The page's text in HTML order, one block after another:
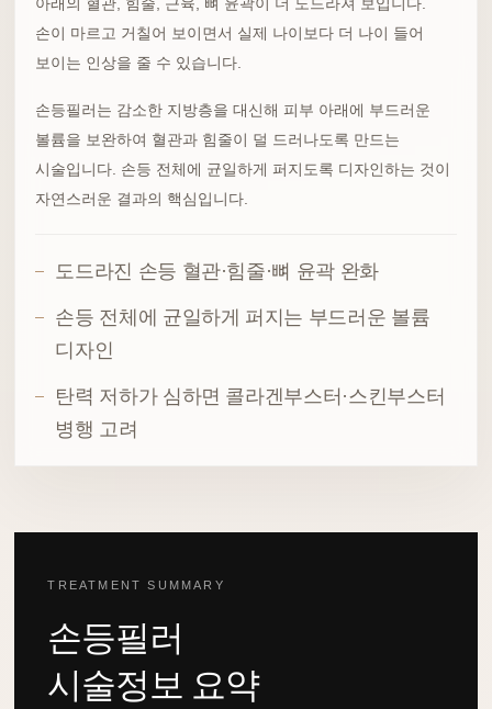
손이 마르고 거칠어 보이면서 실제 나이보다 더 나이 들어
보이는 인상을 줄 수 있습니다.
손등필러는 감소한 지방층을 대신해 피부 아래에 부드러운
볼륨을 보완하여 혈관과 힘줄이 덜 드러나도록 만드는
시술입니다. 손등 전체에 균일하게 퍼지도록 디자인하는 것이
자연스러운 결과의 핵심입니다.
도드라진 손등 혈관·힘줄·뼈 윤곽 완화
손등 전체에 균일하게 퍼지는 부드러운 볼륨
디자인
탄력 저하가 심하면 콜라겐부스터·스킨부스터
병행 고려
TREATMENT SUMMARY
손등필러
시술정보 요약